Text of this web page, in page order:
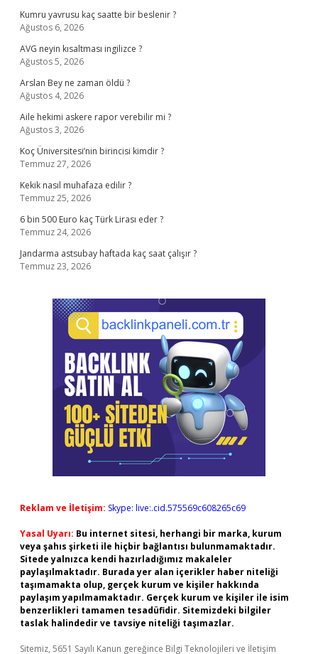
Kumru yavrusu kaç saatte bir beslenir ?
Ağustos 6, 2026
AVG neyin kısaltması ingilizce ?
Ağustos 5, 2026
Arslan Bey ne zaman öldü ?
Ağustos 4, 2026
Aile hekimi askere rapor verebilir mi ?
Ağustos 3, 2026
Koç Üniversitesi’nin birincisi kimdir ?
Temmuz 27, 2026
Kekik nasıl muhafaza edilir ?
Temmuz 25, 2026
6 bin 500 Euro kaç Türk Lirası eder ?
Temmuz 24, 2026
Jandarma astsubay haftada kaç saat çalışır ?
Temmuz 23, 2026
Reklam ve İletişim: Skype: live:.cid.575569c608265c69
Yasal Uyarı: Bu internet sitesi, herhangi bir marka, kurum
veya şahıs şirketi ile hiçbir bağlantısı bulunmamaktadır.
Sitede yalnızca kendi hazırladığımız makaleler
paylaşılmaktadır. Burada yer alan içerikler haber niteliği
taşımamakta olup, gerçek kurum ve kişiler hakkında
paylaşım yapılmamaktadır. Gerçek kurum ve kişiler ile isim
benzerlikleri tamamen tesadüfidir. Sitemizdeki bilgiler
taslak halindedir ve tavsiye niteliği taşımazlar.
Sitemiz, 5651 Sayılı Kanun gereğince Bilgi Teknolojileri ve İletişim